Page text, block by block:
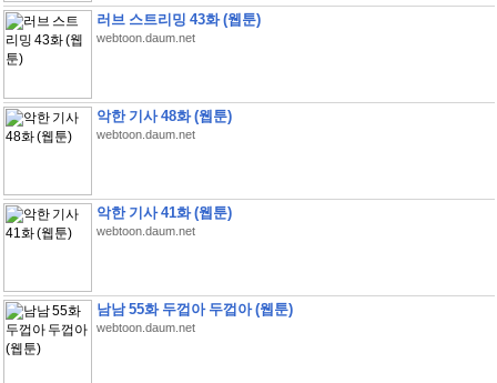
러브 스트리밍 43화 (웹툰)
webtoon.daum.net
악한 기사 48화 (웹툰)
webtoon.daum.net
악한 기사 41화 (웹툰)
webtoon.daum.net
남남 55화 두껍아 두껍아 (웹툰)
webtoon.daum.net